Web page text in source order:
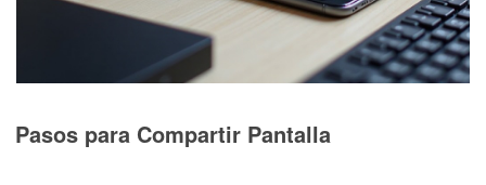
Pasos para Compartir Pantalla